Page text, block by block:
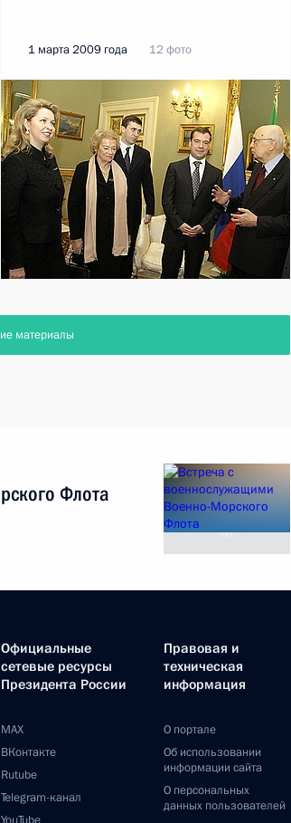
1 марта 2009 года 12 фото
материалы
Флота
Официальные
сетевые ресурсы
Президента России
MAX
ВКонтакте
Rutube
Telegram-канал
Правовая и
техническая
информация
О портале
Об использовании
информации сайта
О персональных
данных пользователей